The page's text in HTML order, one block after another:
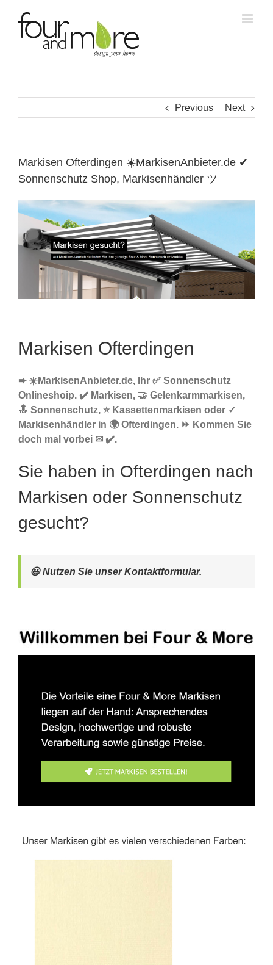
content
Previous Next
Markisen Ofterdingen ☀️MarkisenAnbieter.de ✔
Sonnenschutz Shop, Markisenhändler ツ
Markisen Ofterdingen
➨ ☀️MarkisenAnbieter.de, Ihr ✅ Sonnenschutz
Onlineshoip. ✔️ Markisen, 🤝 Gelenkarmmarkisen,
🔝 Sonnenschutz, ⭐ Kassettenmarkisen oder ✓
Markisenhändler in 🌍 Ofterdingen. ⏩ Kommen Sie
doch mal vorbei ✉ ✔️.
Sie haben in Ofterdingen nach
Markisen oder Sonnenschutz
gesucht?
😃 Nutzen Sie unser Kontaktformular.